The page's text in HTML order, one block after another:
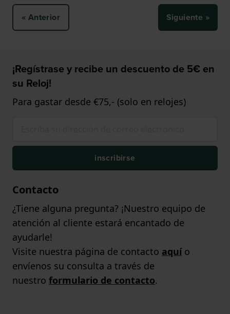
« Anterior Siguiente »
¡Regístrase y recibe un descuento de 5€ en
su Reloj!
Para gastar desde €75,- (solo en relojes)
inscribirse
Contacto
¿Tiene alguna pregunta? ¡Nuestro equipo de
atención al cliente estará encantado de
ayudarle!
Visite nuestra página de contacto aquío
envíenos su consulta a través de
nuestro formulario de contacto.